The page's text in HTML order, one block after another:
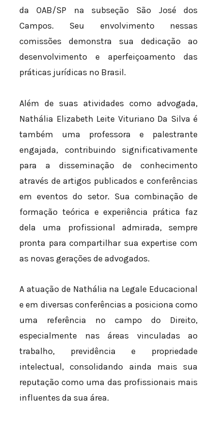
da OAB/SP na subseção São José dos
Campos. Seu envolvimento nessas
comissões demonstra sua dedicação ao
desenvolvimento e aperfeiçoamento das
práticas jurídicas no Brasil.
Além de suas atividades como advogada,
Nathália Elizabeth Leite Vituriano Da Silva é
também uma professora e palestrante
engajada, contribuindo significativamente
para a disseminação de conhecimento
através de artigos publicados e conferências
em eventos do setor. Sua combinação de
formação teórica e experiência prática faz
dela uma profissional admirada, sempre
pronta para compartilhar sua expertise com
as novas gerações de advogados.
A atuação de Nathália na Legale Educacional
e em diversas conferências a posiciona como
uma referência no campo do Direito,
especialmente nas áreas vinculadas ao
trabalho, previdência e propriedade
intelectual, consolidando ainda mais sua
reputação como uma das profissionais mais
influentes da sua área.